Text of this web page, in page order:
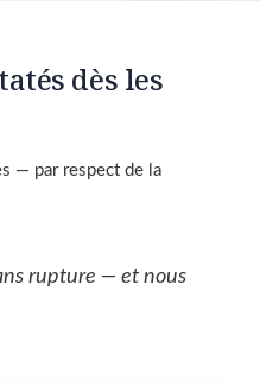
dès les
— par respect de la
rupture — et nous